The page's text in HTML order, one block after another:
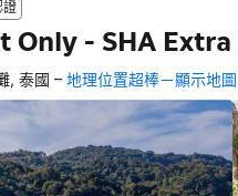
證
- SHA Extra
, 泰國 – 地理位置超棒－顯示地圖